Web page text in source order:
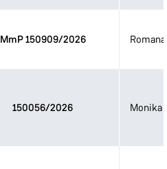
MmP 150909/2026
150056/2026 Monika